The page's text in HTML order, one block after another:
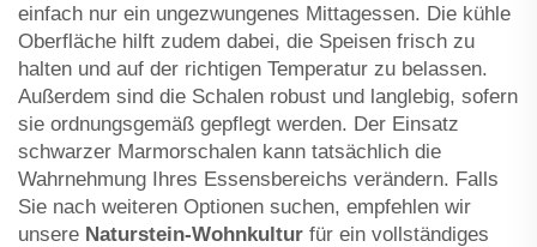
einfach nur ein ungezwungenes Mittagessen. Die kühle
Oberfläche hilft zudem dabei, die Speisen frisch zu
halten und auf der richtigen Temperatur zu belassen.
Außerdem sind die Schalen robust und langlebig, sofern
sie ordnungsgemäß gepflegt werden. Der Einsatz
schwarzer Marmorschalen kann tatsächlich die
Wahrnehmung Ihres Essensbereichs verändern. Falls
Sie nach weiteren Optionen suchen, empfehlen wir
unsere Naturstein-Wohnkultur für ein vollständiges